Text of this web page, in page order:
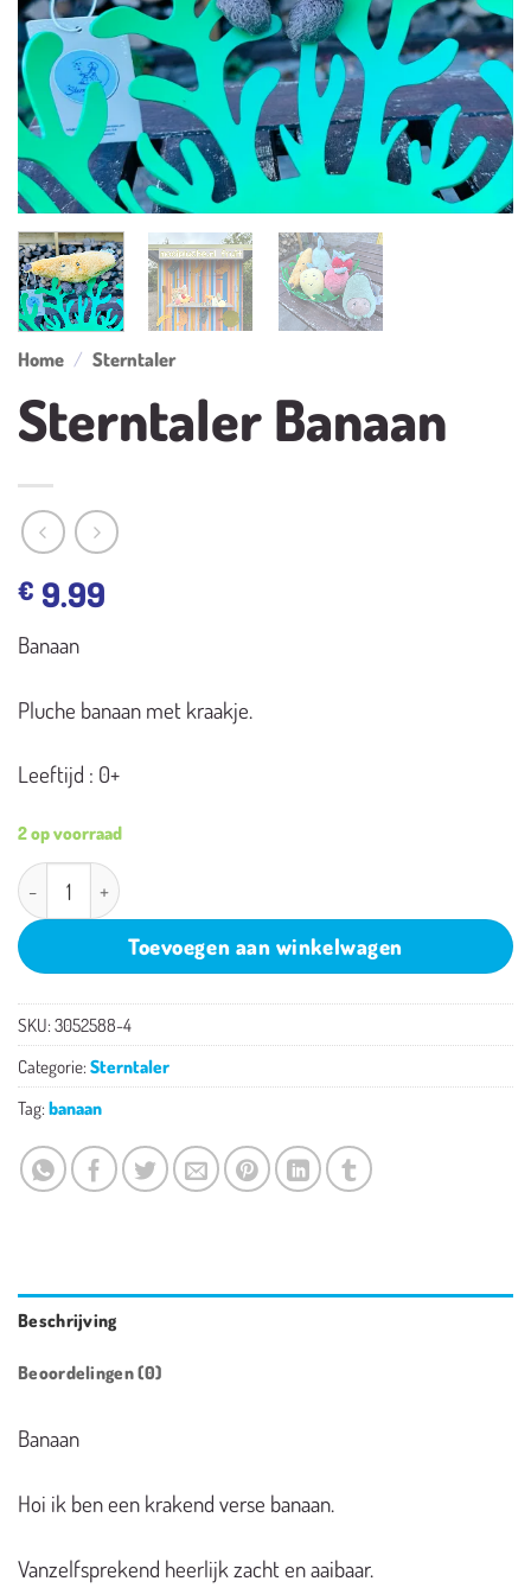
Home / Sterntaler
Sterntaler Banaan
€ 9.99
Banaan
Pluche banaan met kraakje.
Leeftijd : 0+
2 op voorraad
Sterntaler Banaan aantal
Toevoegen aan winkelwagen
SKU: 3052588-4
Categorie: Sterntaler
Tag: banaan
Beschrijving
Beoordelingen (0)
Banaan
Hoi ik ben een krakend verse banaan.
Vanzelfsprekend heerlijk zacht en aaibaar.